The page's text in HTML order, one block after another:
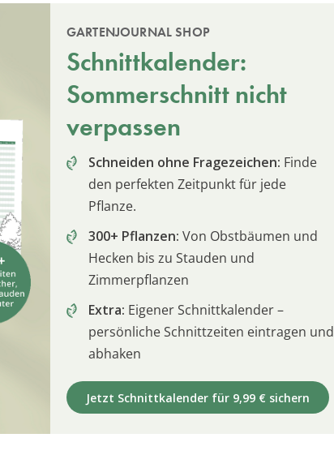
GARTENJOURNAL SHOP
Schnittkalender:
Sommerschnitt nicht
verpassen
Schneiden ohne Fragezeichen: Finde
den perfekten Zeitpunkt für jede
Pflanze.
300+ Pflanzen: Von Obstbäumen und
Hecken bis zu Stauden und
Zimmerpflanzen
Extra: Eigener Schnittkalender –
persönliche Schnittzeiten eintragen und
abhaken
Jetzt Schnittkalender für 9,99 € sichern